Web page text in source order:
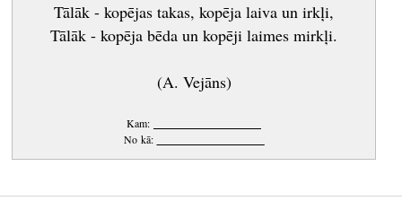
Tālāk - kopējas takas, kopēja laiva un irkļi,
Tālāk - kopēja bēda un kopēji laimes mirkļi.
(A. Vejāns)
Kam:
No kā: